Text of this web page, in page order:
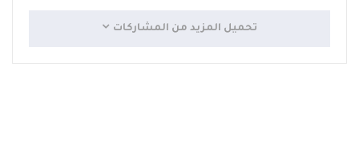
تحميل المزيد من المشاركات